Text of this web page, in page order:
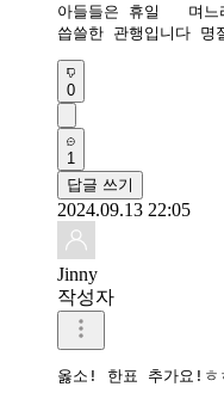
아들들은 휴일   며느
씁쓸한 관행입니다
0
1
답글 쓰기
2024.09.13 22:05
Jinny
작성자
옳소! 한표 추가요!ㅎ